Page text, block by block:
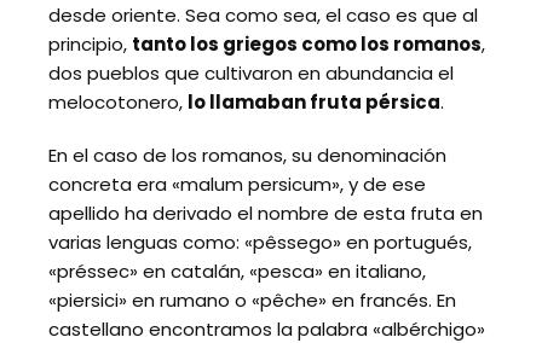
desde oriente. Sea como sea, el caso es que al
principio, tanto los griegos como los romanos,
dos pueblos que cultivaron en abundancia el
melocotonero, lo llamaban fruta pérsica.
En el caso de los romanos, su denominación
concreta era «malum persicum», y de ese
apellido ha derivado el nombre de esta fruta en
varias lenguas como: «pêssego» en portugués,
«préssec» en catalán, «pesca» en italiano,
«piersici» en rumano o «pêche» en francés. En
castellano encontramos la palabra «albérchigo»